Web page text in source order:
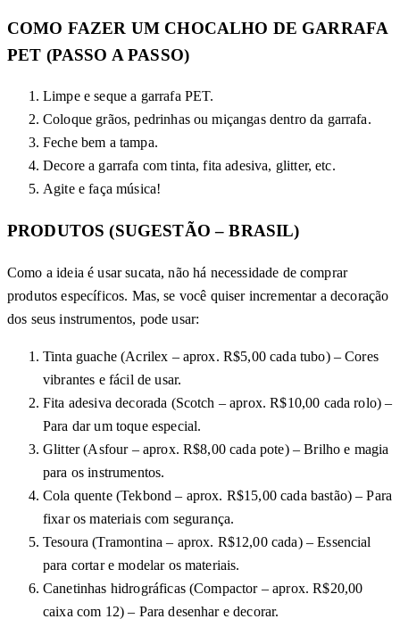
COMO FAZER UM CHOCALHO DE GARRAFA
PET (PASSO A PASSO)
Limpe e seque a garrafa PET.
Coloque grãos, pedrinhas ou miçangas dentro da garrafa.
Feche bem a tampa.
Decore a garrafa com tinta, fita adesiva, glitter, etc.
Agite e faça música!
PRODUTOS (SUGESTÃO – BRASIL)
Como a ideia é usar sucata, não há necessidade de comprar
produtos específicos. Mas, se você quiser incrementar a decoração
dos seus instrumentos, pode usar:
Tinta guache (Acrilex – aprox. R$5,00 cada tubo) – Cores
vibrantes e fácil de usar.
Fita adesiva decorada (Scotch – aprox. R$10,00 cada rolo) –
Para dar um toque especial.
Glitter (Asfour – aprox. R$8,00 cada pote) – Brilho e magia
para os instrumentos.
Cola quente (Tekbond – aprox. R$15,00 cada bastão) – Para
fixar os materiais com segurança.
Tesoura (Tramontina – aprox. R$12,00 cada) – Essencial
para cortar e modelar os materiais.
Canetinhas hidrográficas (Compactor – aprox. R$20,00
caixa com 12) – Para desenhar e decorar.